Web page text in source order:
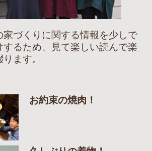
家づくりに関する情報を少しで
するため、見て楽しい読んで楽
ます。
お約束の焼肉！